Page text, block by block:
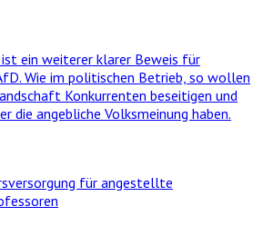
ein weiterer klarer Beweis für
Wie im politischen Betrieb, so wollen
Konkurrenten beseitigen und
die angebliche Volksmeinung haben.